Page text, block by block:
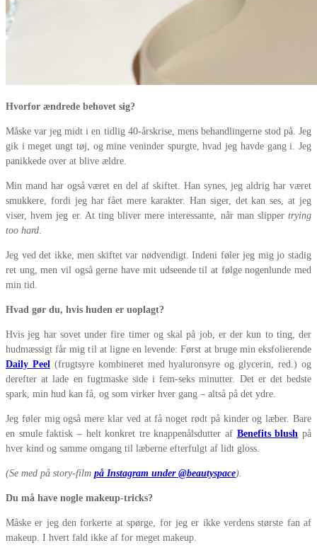
Hvorfor ændrede behovet sig?
Måske var jeg midt i en tidlig 40-årskrise, mens behandlingerne stod på. Jeg
gik i meget ungt tøj, og mine veninder spurgte, hvad jeg havde gang i. Jeg
panikkede over at blive ældre.
Min mand har også været en del af skiftet. Han synes, jeg aldrig har været
smukkere, fordi jeg har fået mere karakter. Han siger, det kan ses, at jeg
viser, hvem jeg er. At ting bliver mere interessante, når man slipper trying
too hard.
Jeg ved det ikke, men skiftet var nødvendigt. Indeni føler jeg mig jo stadig
ret ung, men vil også gerne have mit udseende til at følge nogenlunde med
min tid.
Hvad gør du, hvis huden er uoplagt?
Hvis jeg har sovet under fire timer og skal på job, er der kun to ting, der
hudmæssigt får mig til at ligne en levende: Først at bruge min eksfolierende
Daily Peel(frugtsyre kombineret med hyaluronsyre og glycerin, red.) og
derefter at lade en fugtmaske side i fem-seks minutter. Det er det bedste
spark, min hud kan få, og som virker hver gang – altså på det ydre.
Jeg føler mig også mere klar ved at få noget rødt på kinder og læber. Bare
en smule faktisk – helt konkret tre knappenålsdutter af Benefits blush på
hver kind og samme omgang til læberne efterfulgt af lidt gloss.
(Se med på story-film på Instagram under @beautyspace).
Du må have nogle makeup-tricks?
Måske er jeg den forkerte at spørge, for jeg er ikke verdens største fan af
makeup. I hvert fald ikke af for meget makeup.